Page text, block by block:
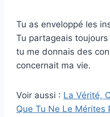
Tu as enveloppé les
Tu partageais toujours
tu me donnais des
concernait ma vie.
Voir aussi : La Vérité,
Que Tu Ne Le Mérites